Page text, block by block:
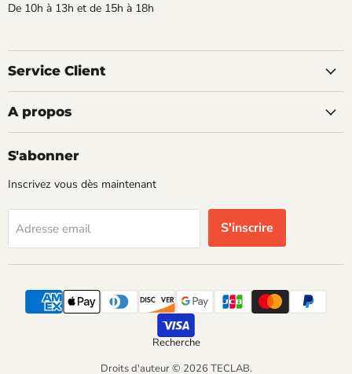
De 10h à 13h et de 15h à 18h
Service Client
A propos
S'abonner
Inscrivez vous dès maintenant
Adresse email S'inscrire
Recherche
Droits d'auteur © 2026 TECLAB.